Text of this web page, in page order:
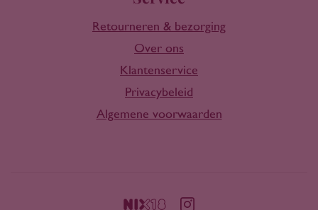
Retourneren & bezorging
Over ons
Klantenservice
Privacybeleid
Algemene voorwaarden